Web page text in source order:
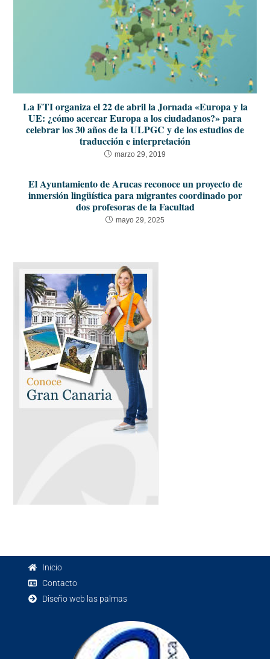
La FTI organiza el 22 de abril la Jornada «Europa y la
UE: ¿cómo acercar Europa a los ciudadanos?» para
celebrar los 30 años de la ULPGC y de los estudios de
traducción e interpretación
marzo 29, 2019
El Ayuntamiento de Arucas reconoce un proyecto de
inmersión lingüística para migrantes coordinado por
dos profesoras de la Facultad
mayo 29, 2025
Inicio
Contacto
Diseño web las palmas